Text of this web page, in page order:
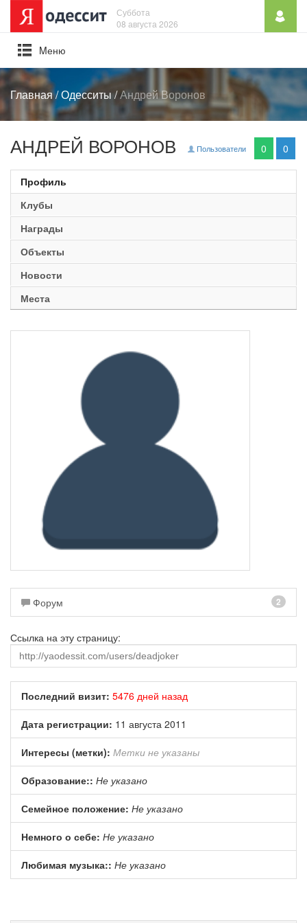
Суббота
08 августа 2026
Mеню
Главная/Одесситы/Андрей Воронов
Пользователи 0 0
АНДРЕЙ ВОРОНОВ
Профиль
Клубы
Награды
Объекты
Новости
Места
Форум 2
Ссылка на эту страницу:
Последний визит: 5476 дней назад
Дата регистрации: 11 августа 2011
Интересы (метки): Метки не указаны
Образование:: Не указано
Семейное положение: Не указано
Немного о себе: Не указано
Любимая музыка:: Не указано